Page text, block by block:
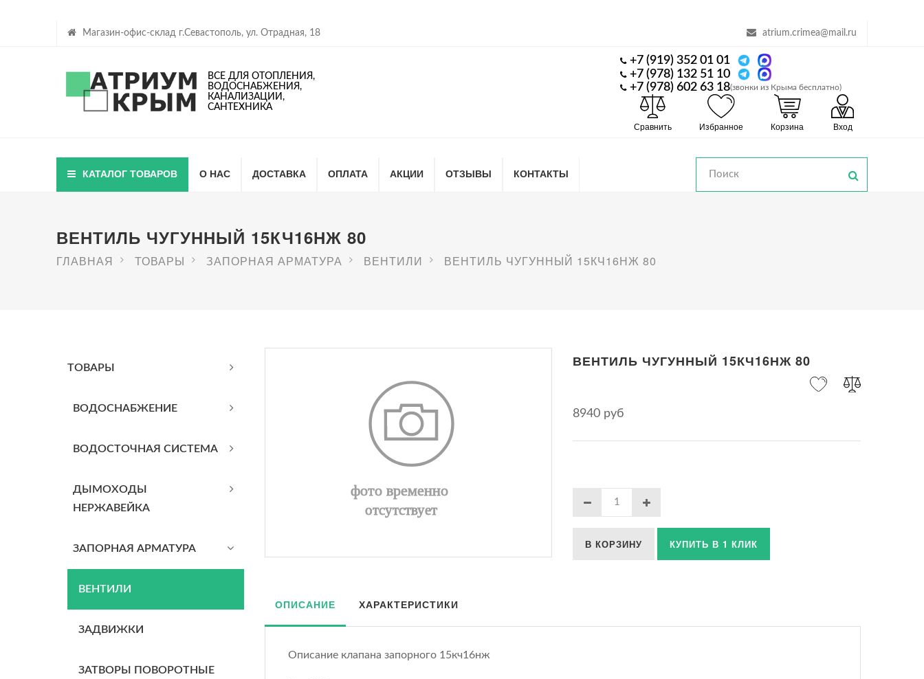
Магазин-офис-склад г.Севастополь, ул. Отрадная, 18 atrium.crimea@mail.ru
ВСЕ ДЛЯ ОТОПЛЕНИЯ,
ВОДОСНАБЖЕНИЯ,
КАНАЛИЗАЦИИ,
САНТЕХНИКА
+7 (919) 352 01 01
+7 (978) 132 51 10
+7 (978) 602 63 18(звонки из Крыма бесплатно)
Сравнить Избранное Корзина Вход
КАТАЛОГ ТОВАРОВ О НАС ДОСТАВКА ОПЛАТА АКЦИИ ОТЗЫВЫ КОНТАКТЫ
ВЕНТИЛЬ ЧУГУННЫЙ 15КЧ16НЖ 80
ГЛАВНАЯ ТОВАРЫ ЗАПОРНАЯ АРМАТУРА ВЕНТИЛИ ВЕНТИЛЬ ЧУГУННЫЙ 15КЧ16НЖ 80
ТОВАРЫ
BОДОСНАБЖЕНИЕ
ВОДОСТОЧНАЯ СИСТЕМА
ДЫМОХОДЫ
НЕРЖАВЕЙКА
ЗАПОРНАЯ АРМАТУРА
ВЕНТИЛИ
ЗАДВИЖКИ
ЗАТВОРЫ ПОВОРОТНЫЕ
ВЕНТИЛЬ ЧУГУННЫЙ 15КЧ16НЖ 80
8940 руб
В КОРЗИНУ КУПИТЬ В 1 КЛИК
ОПИСАНИЕ ХАРАКТЕРИСТИКИ
Описание клапана запорного 15кч16нж